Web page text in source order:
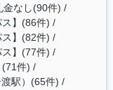
金なし(90件)
】(86件)
】(82件)
】(77件)
件)
駅）(65件)